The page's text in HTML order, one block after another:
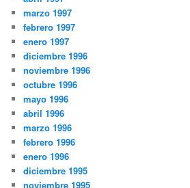
marzo 1997
febrero 1997
enero 1997
diciembre 1996
noviembre 1996
octubre 1996
mayo 1996
abril 1996
marzo 1996
febrero 1996
enero 1996
diciembre 1995
noviembre 1995